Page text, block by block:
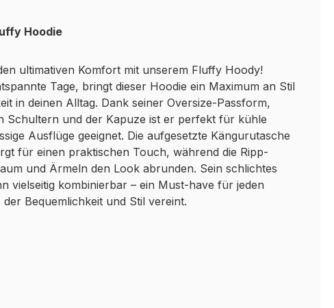
Hoodie
ultimativen Komfort mit unserem Fluffy Hoody!
Tage, bringt dieser Hoodie ein Maximum an Stil
in deinen Alltag. Dank seiner Oversize-Passform,
Schultern und der Kapuze ist er perfekt für kühle
Ausflüge geeignet. Die aufgesetzte Kängurutasche
für einen praktischen Touch, während die Ripp-
und Ärmeln den Look abrunden. Sein schlichtes
vielseitig kombinierbar – ein Must-have für jeden
Bequemlichkeit und Stil vereint.